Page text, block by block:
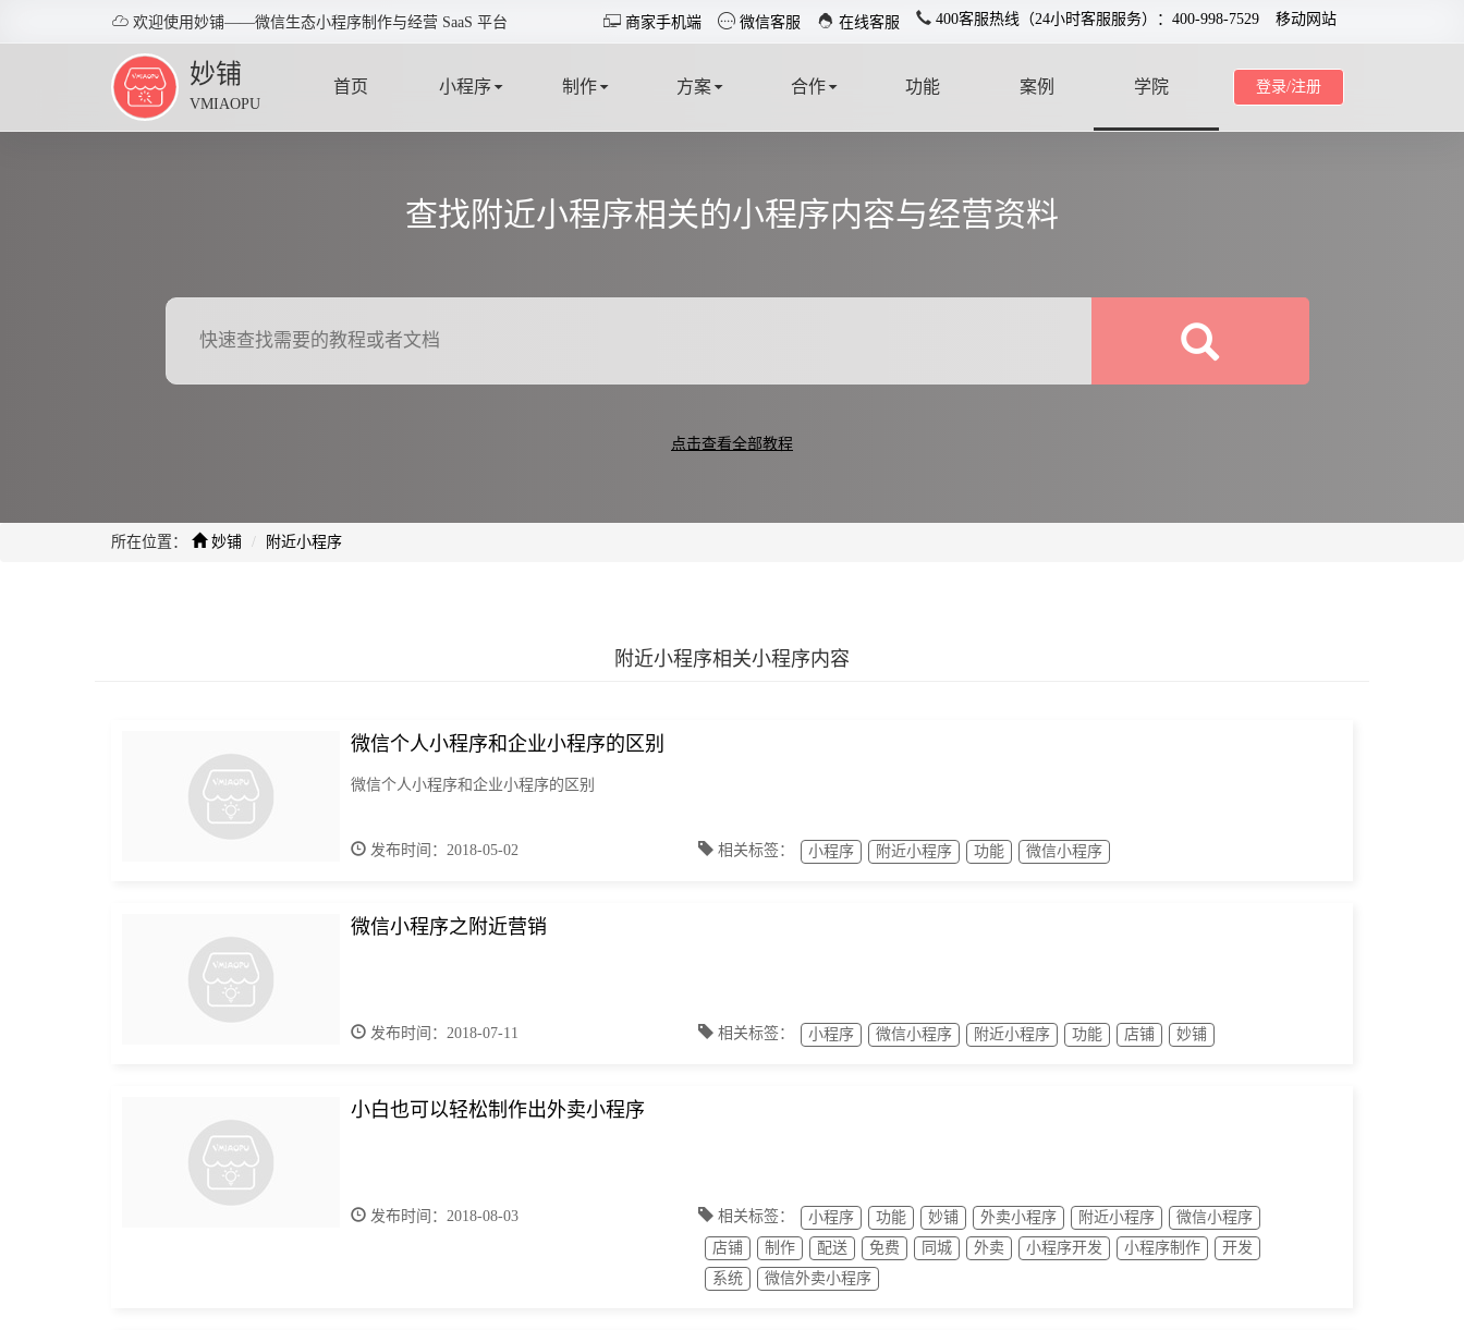
 欢迎使用妙铺——微信生态小程序制作与经营 SaaS 平台  商家手机端  微信客服  在线客服 400客服热线（24小时客服服务）：400-998-7529 移动网站
妙铺
VMIAOPU
登录/注册
首页 小程序 制作 方案 合作 功能 案例 学院
查找附近小程序相关的小程序内容与经营资料
点击查看全部教程
所在位置： 妙铺 附近小程序
附近小程序相关小程序内容
微信个人小程序和企业小程序的区别
微信个人小程序和企业小程序的区别
发布时间：2018-05-02 相关标签： 小程序 附近小程序 功能 微信小程序
微信小程序之附近营销
发布时间：2018-07-11 相关标签： 小程序 微信小程序 附近小程序 功能 店铺 妙铺
小白也可以轻松制作出外卖小程序
发布时间：2018-08-03 相关标签： 小程序 功能 妙铺 外卖小程序 附近小程序
微信小程序
店铺
制作 配送 免费 同城 外卖 小程序开发 小程序制作
开发
系统
微信外卖小程序